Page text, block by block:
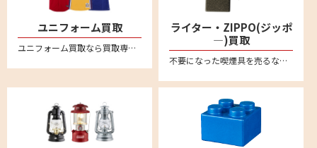
ユニフォーム買取
ユニフォーム買取なら買取専門店のリムーブ！野球、サッカー、バスケなど各種ユニフォームを買取強化中！日本全国どこからでも送料無料宅配買取＆無料宅配キットなのでカンタン安心にお売りいただけます
ライター・ZIPPO(ジッポ
―)買取
不要になった喫煙具を売るならリムーブへ。絶賛買取中。全国対応・送料無料の宅配査定はこちら。新品未使用品から中古品までしっかり買取査定。zippo(ジッポー）のオイルライターや有名ブランドのガスライターなど、喫煙グッズを売るなら宅配買取がカンタン便利です。